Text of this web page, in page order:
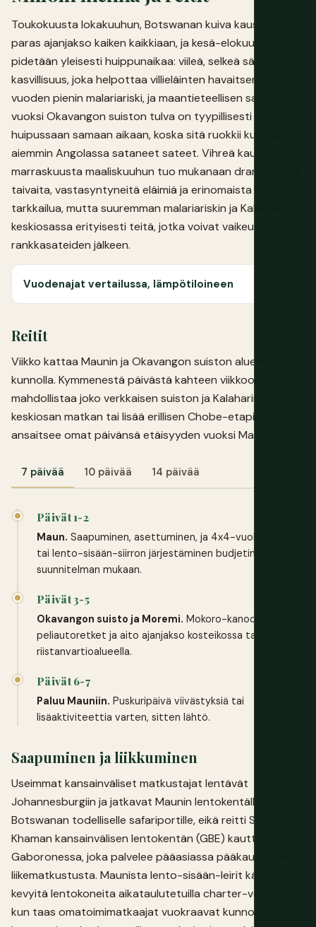
Toukokuusta lokakuuhun, Botswanan kuiva kausi, on
paras ajanjakso kaiken kaikkiaan, ja kesä-elokuuta
pidetään yleisesti huippunaikaa: viileä, selkeä sää, ohut
kasvillisuus, joka helpottaa villieläinten havaitsemista,
vuoden pienin malariariski, ja maantieteellisen sattuman
vuoksi Okavangon suiston tulva on tyypillisesti
huipussaan samaan aikaan, koska sitä ruokkii kuukausia
aiemmin Angolassa sataneet sateet. Vihreä kausi
marraskuusta maaliskuuhun tuo mukanaan dramaattisia
taivaita, vastasyntyneitä eläimiä ja erinomaista lintujen
tarkkailua, mutta suuremman malariariskin ja Kalaharin
keskiosassa erityisesti teitä, jotka voivat vaikeutua
rankkasateiden jälkeen.
Vuodenajat vertailussa, lämpötiloineen
Reitit
Viikko kattaa Maunin ja Okavangon suiston alueen
kunnolla. Kymmenestä päivästä kahteen viikkoon
mahdollistaa joko verkkaisen suiston ja Kalaharin
keskiosan matkan tai lisää erillisen Chobe-etapin, joka
ansaitsee omat päivänsä etäisyyden vuoksi Maunista.
7 päivää 10 päivää 14 päivää
Päivät 1-2
Maun. Saapuminen, asettuminen, ja 4x4-vuokrauksen
tai lento-sisään-siirron järjestäminen budjetin ja
suunnitelman mukaan.
Päivät 3-5
Okavangon suisto ja Moremi. Mokoro-kanoottiretket,
peliautoretket ja aito ajanjakso kosteikossa tai
riistanvartioalueella.
Päivät 6-7
Paluu Mauniin. Puskuripäivä viivästyksiä tai
lisäaktiviteettia varten, sitten lähtö.
Saapuminen ja liikkuminen
Useimmat kansainväliset matkustajat lentävät
Johannesburgiin ja jatkavat Maunin lentokentälle (MUB),
Botswanan todelliselle safariportille, eikä reitti Sir Seretse
Khaman kansainvälisen lentokentän (GBE) kautta
Gaboronessa, joka palvelee pääasiassa pääkaupunkia ja
liikematkustusta. Maunista lento-sisään-leirit käyttävät
kevyitä lentokoneita aikataulutetuilla charter-verkoilla,
kun taas omatoimimatkaajat vuokraavat kunnon 4x4:n